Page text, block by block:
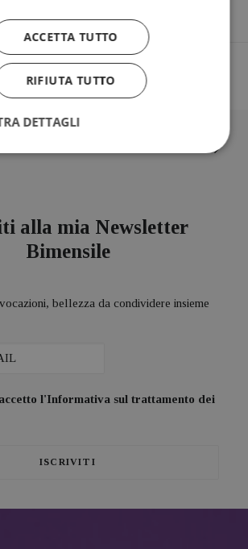
alla mia Newsletter
Bimensile
bellezza da condividere insieme
l'Informativa sul trattamento dei
ACCETTA TUTTO
RIFIUTA TUTTO
DETTAGLI